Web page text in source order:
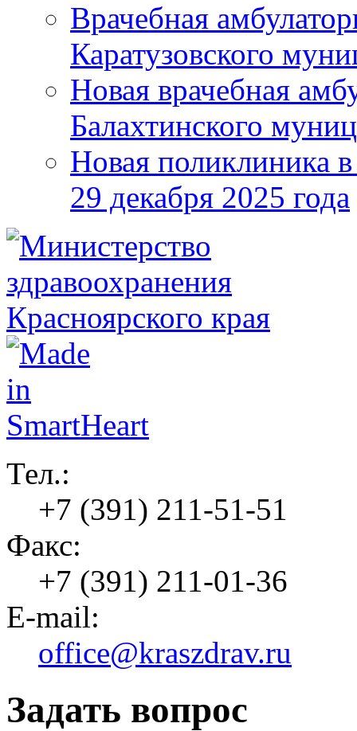
Врачебная
Каратузовского
Новая врачебная
Балахтинского
Новая поликлиника
29 декабря 2025 года
Тел.:
+7 (391) 211-51-51
Факс:
+7 (391) 211-01-36
E-mail:
office@kraszdrav.ru
Задать вопрос